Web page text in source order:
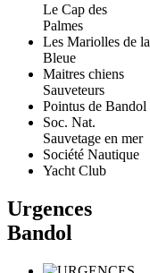
Le Cap des
Palmes
Les Mariolles de la
Bleue
Maitres chiens
Sauveteurs
Pointus de Bandol
Soc. Nat.
Sauvetage en mer
Société Nautique
Yacht Club
Urgences
Bandol